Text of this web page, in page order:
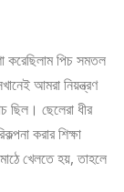
করেছিলাম পিচ সমতল
আমরা নিয়ন্ত্রণ
ছিল। ছেলেরা ধীর
করার শিক্ষা
খেলতে হয়, তাহলে